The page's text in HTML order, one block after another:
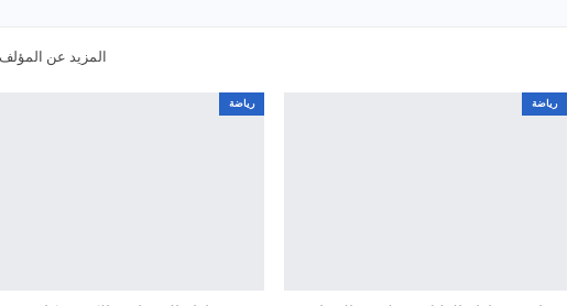
المزيد عن المؤلف
رياضة رياضة